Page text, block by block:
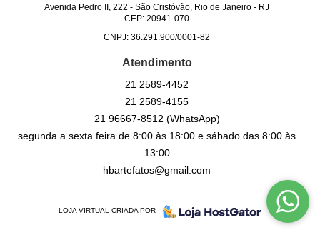
Avenida Pedro II, 222 -São Cristóvão, Rio de Janeiro - RJ
CEP: 20941-070
CNPJ: 36.291.900/0001-82
Atendimento
21 2589-4452
21 2589-4155
21 96667-8512 (WhatsApp)
segunda a sexta feira de 8:00 às 18:00 e sábado das 8:00 às
13:00
hbartefatos@gmail.com
LOJA VIRTUAL CRIADA POR